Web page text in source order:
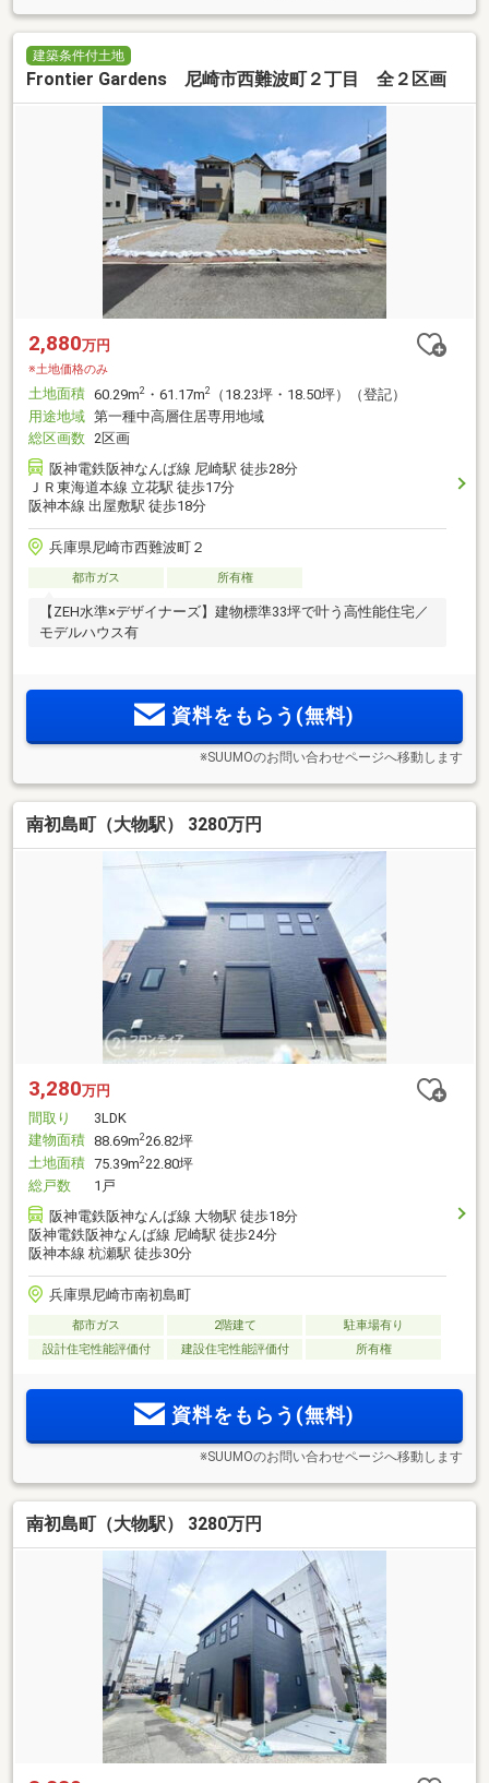
建築条件付土地
Frontier Gardens 尼崎市西難波町２丁目 全２区画
2,880万円
※土地価格のみ
土地面積 60.29m2 ・61.17m2
（18.23坪・18.50坪）（登記）
用途地域 第一種中高層住居専用地域
総区画数 2区画
阪神電鉄阪神なんば線 尼崎駅 徒歩28分
ＪＲ東海道本線 立花駅 徒歩17分
阪神本線 出屋敷駅 徒歩18分
兵庫県尼崎市西難波町２
都市ガス 所有権
【ZEH水準×デザイナーズ】建物標準33坪で叶う高性能住宅／
モデルハウス有
資料をもらう(無料)
※SUUMOのお問い合わせページへ移動します
南初島町（大物駅） 3280万円
3,280万円
間取り
3LDK
建物面積 88.69m226.82坪
土地面積 75.39m222.80坪
総戸数
1戸
阪神電鉄阪神なんば線 大物駅 徒歩18分
阪神電鉄阪神なんば線 尼崎駅 徒歩24分
阪神本線 杭瀬駅 徒歩30分
兵庫県尼崎市南初島町
都市ガス 2階建て
駐車場有り
設計住宅性能評価付
建設住宅性能評価付 所有権
資料をもらう(無料)
※SUUMOのお問い合わせページへ移動します
南初島町（大物駅） 3280万円